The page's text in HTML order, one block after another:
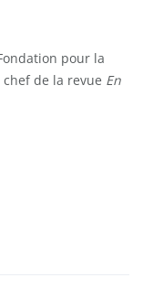
pour la
de la revue En